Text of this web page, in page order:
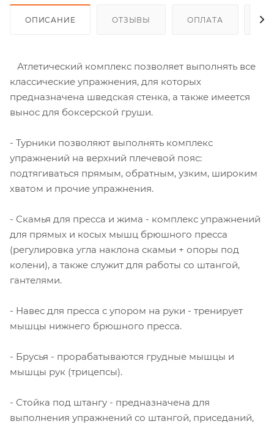
ОПИСАНИЕ ОТЗЫВЫ ОПЛАТА
Атлетический комплекс позволяет выполнять все
классические упражнения, для которых
предназначена шведская стенка, а также имеется
вынос для боксерской груши.
- Турники позволяют выполнять комплекс
упражнений на верхний плечевой пояс:
подтягиваться прямым, обратным, узким, широким
хватом и прочие упражнения.
- Скамья для пресса и жима - комплекс упражнений
для прямых и косых мышц брюшного пресса
(регулировка угла наклона скамьи + опоры под
колени), а также служит для работы со штангой,
гантелями.
- Навес для пресса с упором на руки - тренирует
мышцы нижнего брюшного пресса.
- Брусья - прорабатываются грудные мышцы и
мышцы рук (трицепсы).
- Стойка под штангу - предназначена для
выполнения упражнений со штангой, приседаний,